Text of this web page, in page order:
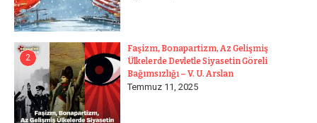
2
Faşizm, Bonapartizm, Az Gelişmiş
Ülkelerde Devletle Siyasetin Göreli
Bağımsızlığı – V. U. Arslan
Temmuz 11, 2025